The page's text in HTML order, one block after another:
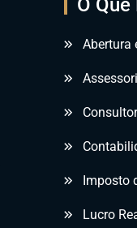
O
Abertura
Imposto
Lucro